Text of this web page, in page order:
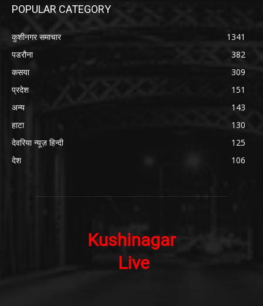
POPULAR CATEGORY
कुशीनगर समाचार
1341
पडरौना
382
कसया
309
प्रदेश
151
अन्य
143
हाटा
130
देवरिया न्यूज़ हिन्दी
125
देश
106